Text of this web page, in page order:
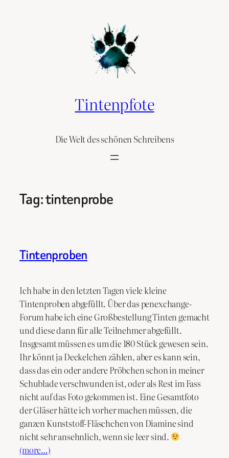
Tintenpfote
Die Welt des schönen Schreibens
Tag:tintenprobe
Tintenproben
Ich habe in den letzten Tagen viele kleine
Tintenproben abgefüllt. Über das penexchange-
Forum habe ich eine Großbestellung Tinten gemacht
und diese dann für alle Teilnehmer abgefüllt.
Insgesamt müssen es um die 180 Stück gewesen sein.
Ihr könnt ja Deckelchen zählen, aber es kann sein,
dass das ein oder andere Pröbchen schon in meiner
Schublade verschwunden ist, oder als Rest im Fass
nicht auf das Foto gekommen ist. Eine Gesamtfoto
der Gläser hätte ich vorher machen müssen, die
ganzen Kunststoff-Fläschchen von Diamine sind
nicht sehr ansehnlich, wenn sie leer sind.
(more…)